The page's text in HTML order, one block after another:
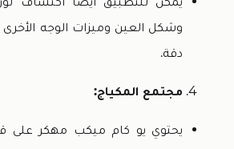
وشكل العين وميزات الوجه الأخرى
دقة.
مجتمع المكياج:
يحتوي يو كام ميكب مهكر